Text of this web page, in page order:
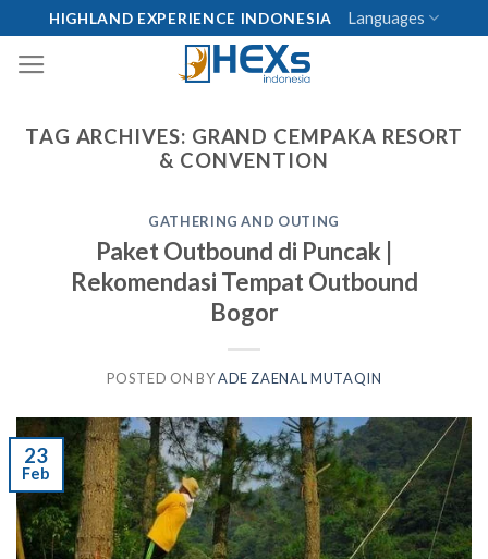
content
HIGHLAND EXPERIENCE INDONESIA Languages
TAG ARCHIVES: GRAND CEMPAKA RESORT
& CONVENTION
GATHERING AND OUTING
Paket Outbound di Puncak |
Rekomendasi Tempat Outbound
Bogor
POSTED ON BYADE ZAENAL MUTAQIN
23
Feb